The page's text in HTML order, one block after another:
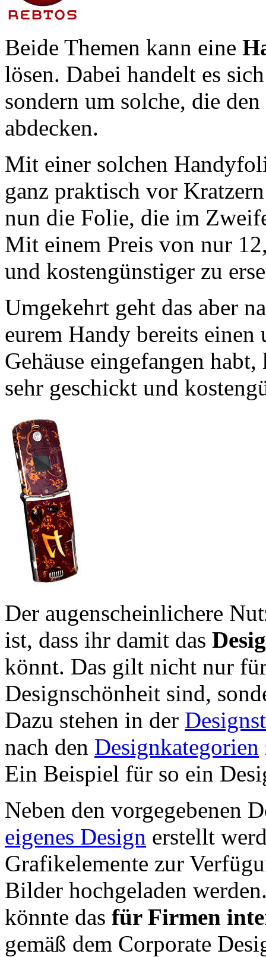
Beide Themen kann eine
lösen. Dabei handelt es
sondern um solche, die
abdecken.
Mit einer solchen
ganz praktisch vor
nun die Folie, die im
Mit einem Preis von nur
und kostengünstiger zu
Umgekehrt geht das aber
eurem Handy bereits
Gehäuse eingefangen
sehr geschickt und
Der augenscheinlichere
ist, dass ihr damit das
könnt. Das gilt nicht nur
Designschönheit sind,
Dazu stehen in der
nach den Designkategorien
Ein Beispiel für so ein
Neben den vorgegebenen
eigenes Design erstellt
Grafikelemente zur
Bilder hochgeladen
könnte das für Firmen
gemäß dem Corporate